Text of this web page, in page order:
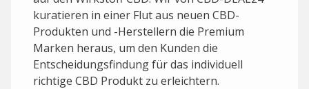
kuratieren in einer Flut aus neuen CBD-
Produkten und -Herstellern die Premium
Marken heraus, um den Kunden die
Entscheidungsfindung für das individuell
richtige CBD Produkt zu erleichtern.